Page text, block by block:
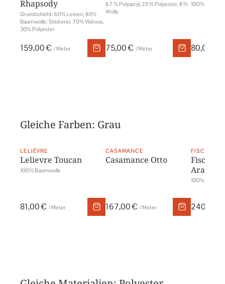
Rhapsody
Grundschicht: 60% Leinen, 40%
Baumwolle; Stickerei: 70% Viskose,
30% Polyester
159,00 € / Meter
67 % Polyacryl, 25 % Polyester, 8 %
Wolle
75,00 € / Meter
100%
80,00 €
Gleiche Farben: Grau
LELIÈVRE
Lelievre Toucan
100% Baumwolle
81,00 € / Meter
CASAMANCE
Casamance Otto
167,00 € / Meter
Arabis
100% Trevira
240,00 €